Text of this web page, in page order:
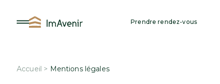
contenu
Prendre rendez-vous
Accueil > Mentions légales